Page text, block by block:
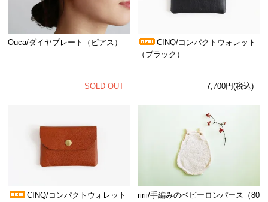
Ouca/ダイヤプレート（ピアス）
SOLD OUT
CINQ/コンパクトウォレット
（ブラック）
7,700円(税込)
CINQ/コンパクトウォレット
ririi/手編みのベビーロンパース（80